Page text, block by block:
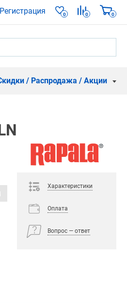
Регистрация 0 0 0
/ Распродажа / Акции
Характеристики
Оплата
Вопрос — ответ